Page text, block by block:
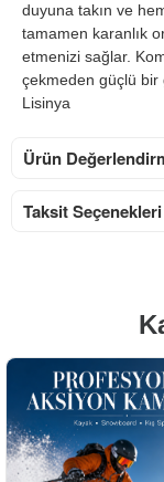
duyuna takın ve
tamamen karanlık
etmenizi sağlar.
çekmeden güçlü bir
Lisinya
Ürün
Taksit Seçenekleri